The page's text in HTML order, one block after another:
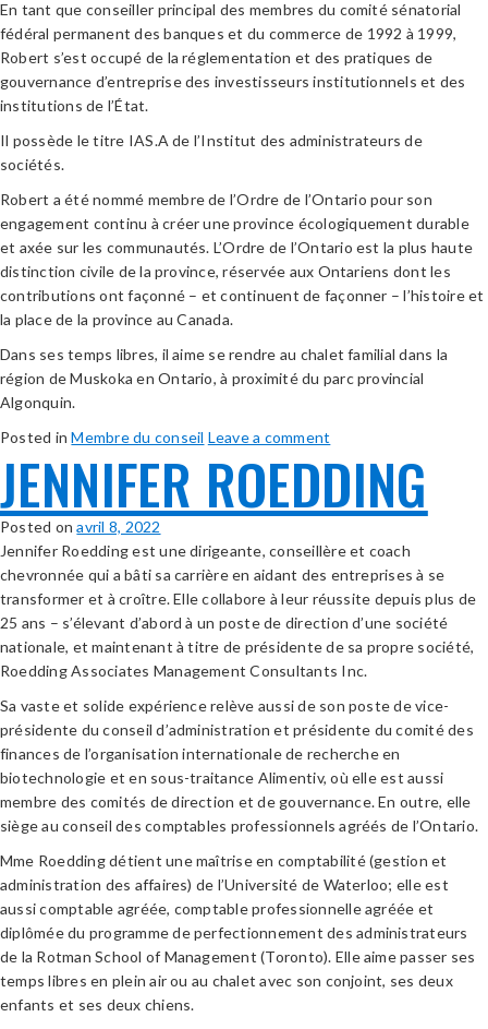
En tant que conseiller principal des membres du comité sénatorial
fédéral permanent des banques et du commerce de 1992 à 1999,
Robert s’est occupé de la réglementation et des pratiques de
gouvernance d’entreprise des investisseurs institutionnels et des
institutions de l’État.
Il possède le titre IAS.A de l’Institut des administrateurs de
sociétés.
Robert a été nommé membre de l’Ordre de l’Ontario pour son
engagement continu à créer une province écologiquement durable
et axée sur les communautés. L’Ordre de l’Ontario est la plus haute
distinction civile de la province, réservée aux Ontariens dont les
contributions ont façonné – et continuent de façonner – l’histoire et
la place de la province au Canada.
Dans ses temps libres, il aime se rendre au chalet familial dans la
région de Muskoka en Ontario, à proximité du parc provincial
Algonquin.
Posted inMembre du conseil Leave a comment
JENNIFER ROEDDING
Posted onavril 8, 2022
Jennifer Roedding est une dirigeante, conseillère et coach
chevronnée qui a bâti sa carrière en aidant des entreprises à se
transformer et à croître. Elle collabore à leur réussite depuis plus de
25 ans – s’élevant d’abord à un poste de direction d’une société
nationale, et maintenant à titre de présidente de sa propre société,
Roedding Associates Management Consultants Inc.
Sa vaste et solide expérience relève aussi de son poste de vice-
présidente du conseil d’administration et présidente du comité des
finances de l’organisation internationale de recherche en
biotechnologie et en sous-traitance Alimentiv, où elle est aussi
membre des comités de direction et de gouvernance. En outre, elle
siège au conseil des comptables professionnels agréés de l’Ontario.
Mme Roedding détient une maîtrise en comptabilité (gestion et
administration des affaires) de l’Université de Waterloo; elle est
aussi comptable agréée, comptable professionnelle agréée et
diplômée du programme de perfectionnement des administrateurs
de la Rotman School of Management (Toronto). Elle aime passer ses
temps libres en plein air ou au chalet avec son conjoint, ses deux
enfants et ses deux chiens.